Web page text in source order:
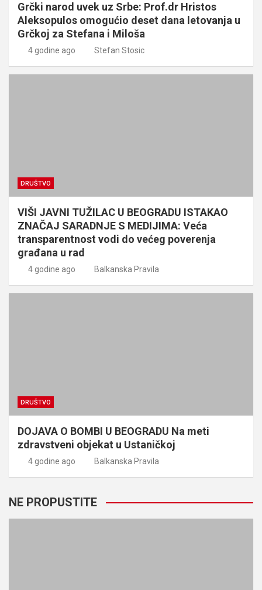
Grčki narod uvek uz Srbe: Prof.dr Hristos
Aleksopulos omogućio deset dana letovanja u
Grčkoj za Stefana i Miloša
4 godine ago Stefan Stosic
DRUŠTVO
VIŠI JAVNI TUŽILAC U BEOGRADU ISTAKAO
ZNAČAJ SARADNJE S MEDIJIMA: Veća
transparentnost vodi do većeg poverenja
građana u rad
4 godine ago Balkanska Pravila
DRUŠTVO
DOJAVA O BOMBI U BEOGRADU Na meti
zdravstveni objekat u Ustaničkoj
4 godine ago Balkanska Pravila
NE PROPUSTITE